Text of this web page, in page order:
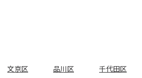
文京区 品川区 千代田区